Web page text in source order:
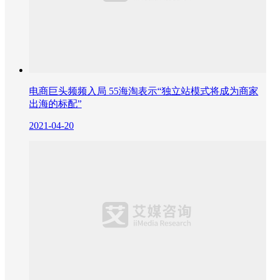
电商巨头频频入局 55海淘表示“独立站模式将成为商家
出海的标配”
2021-04-20